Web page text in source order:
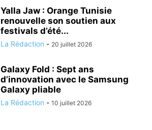
Yalla Jaw : Orange Tunisie
renouvelle son soutien aux
festivals d’été...
La Rédaction - 20 juillet 2026
Galaxy Fold : Sept ans
d’innovation avec le Samsung
Galaxy pliable
La Rédaction - 10 juillet 2026